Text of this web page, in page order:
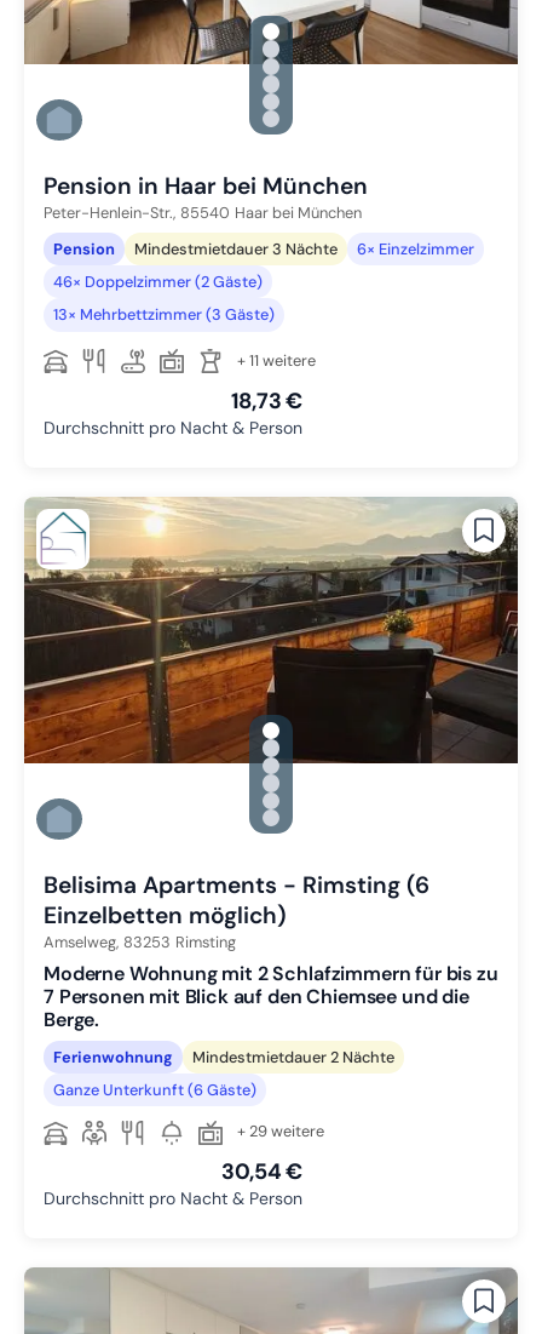
gallery.slide_selector
Zu Slide 1 wechseln
Zu Slide 2 wechseln
Zu Slide 3 wechseln
Zu Slide 4 wechseln
Zu Slide 5 wechseln
Zu Slide 6 wechseln
Pension in Haar bei München
Peter-Henlein-Str., 85540 Haar bei München
Pension
Mindestmietdauer 3 Nächte
6× Einzelzimmer
46× Doppelzimmer (2 Gäste)
13× Mehrbettzimmer (3 Gäste)
+ 11 weitere
18,73 €
Durchschnitt pro Nacht & Person
gallery.slide_selector
Zu Slide 1 wechseln
Zu Slide 2 wechseln
Zu Slide 3 wechseln
Zu Slide 4 wechseln
Zu Slide 5 wechseln
Zu Slide 6 wechseln
Belisima Apartments - Rimsting (6
Einzelbetten möglich)
Amselweg, 83253 Rimsting
Moderne Wohnung mit 2 Schlafzimmern für bis zu
7 Personen mit Blick auf den Chiemsee und die
Berge.
Ferienwohnung
Mindestmietdauer 2 Nächte
Ganze Unterkunft (6 Gäste)
+ 29 weitere
30,54 €
Durchschnitt pro Nacht & Person